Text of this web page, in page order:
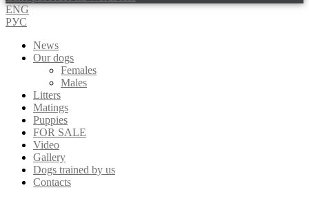
ENG
РУС
News
Our dogs
Females
Males
Litters
Matings
Puppies
FOR SALE
Video
Gallery
Dogs trained by us
Contacts